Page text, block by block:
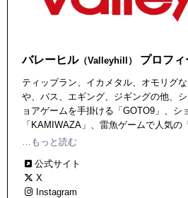
バレーヒル（Valleyhill） プロフィ
ティップラン、イカメタル、オモリグ
や、バス、エギング、ジギングの他、
ョアゲームを手掛ける「GOTO9」、シ
「KAMIWAZA」、雷魚ゲームで人気の
ど、フレッシュウォーター、ソルトウ
…もっと読む
公式サイト
X
Instagram